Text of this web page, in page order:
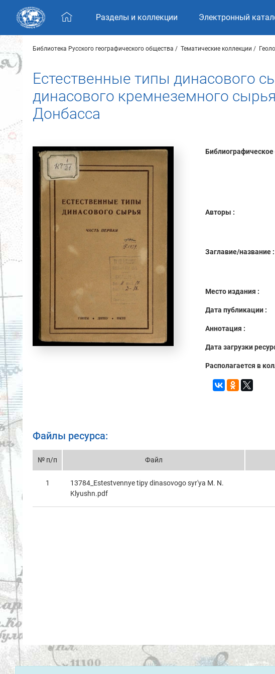
Skip navigation
Разделы и коллекции Электронный
Библиотека Русского географического общества Тематические коллекции
Естественные типы динасового
динасового кремнеземного
Донбасса
Библиографическое
Авторы :
Заглавие/название :
Место издания :
Дата публикации :
Аннотация :
Дата загрузки
Располагается в
Файлы ресурса:
№ п/п Файл
1
13784_Estestvennye tipy dinasovogo syr'ya M. N.
Klyushn.pdf